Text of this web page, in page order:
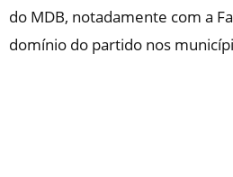
do MDB, notadamente com a
domínio do partido nos